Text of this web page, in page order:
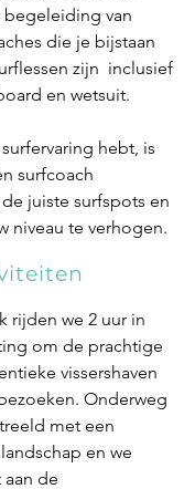
begeleiding van
die je bijstaan
zijn inclusief
en wetsuit.
hebt, is
surfcoach
juiste surfspots en
niveau te verhogen.
rijden we 2 uur in
om de prachtige
vissershaven
Onderweg
met een
en we
de